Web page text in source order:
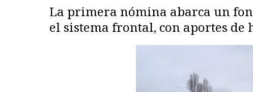
La primera nómina abarca un
el sistema frontal, con aportes de